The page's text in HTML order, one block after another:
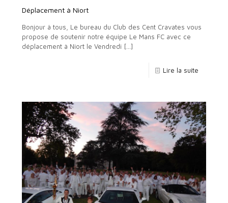
Déplacement à Niort
Bonjour à tous, Le bureau du Club des Cent Cravates vous
propose de soutenir notre équipe Le Mans FC avec ce
déplacement à Niort le Vendredi […]
Lire la suite